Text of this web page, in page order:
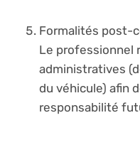
Formalités post-
Le professionnel
administratives
du véhicule) afin
responsabilité